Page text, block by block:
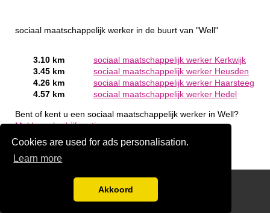
Cookies are used for ads personalisation.
Learn more
Akkoord
sociaal maatschappelijk werker in de buurt van "Well"
3.10 km
sociaal maatschappelijk werker Kerkwijk
3.45 km
sociaal maatschappelijk werker Heusden
4.26 km
sociaal maatschappelijk werker Haarsteeg
4.57 km
sociaal maatschappelijk werker Hedel
Bent of kent u een sociaal maatschappelijk werker in Well?
Meld een bedrijf gratis aan